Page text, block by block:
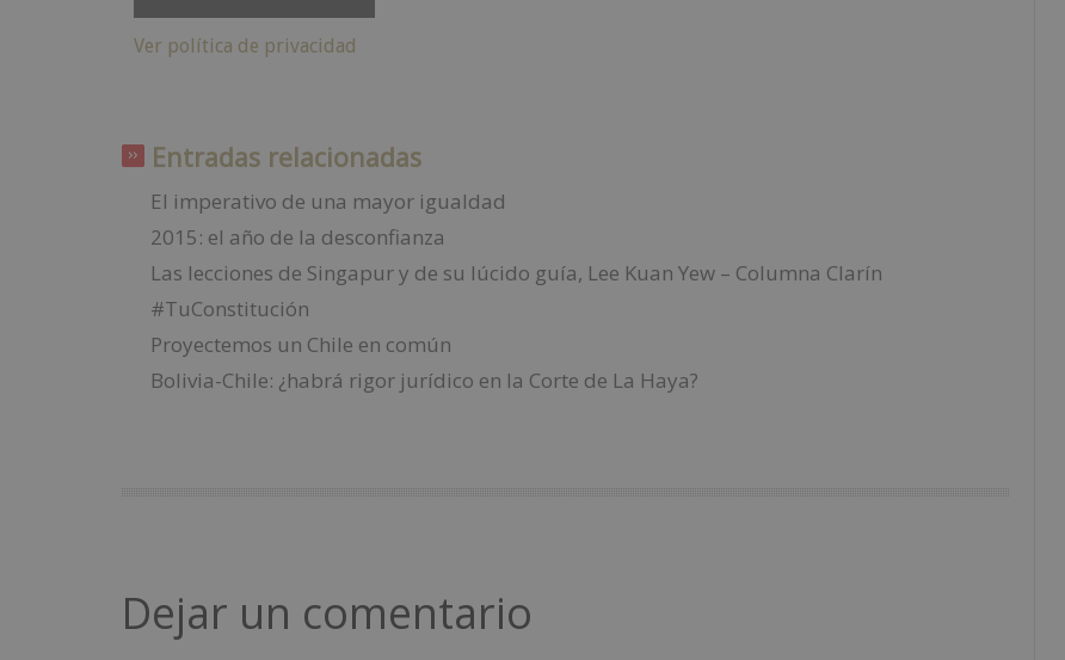
Ver política de privacidad
Entradas relacionadas
El imperativo de una mayor igualdad
2015: el año de la desconfianza
Las lecciones de Singapur y de su lúcido guía, Lee Kuan Yew – Columna Clarín
#TuConstitución
Proyectemos un Chile en común
Bolivia-Chile: ¿habrá rigor jurídico en la Corte de La Haya?
Dejar un comentario